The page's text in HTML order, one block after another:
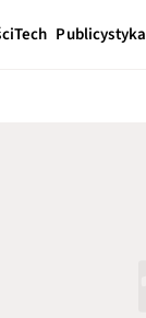
Tech Publicystyka